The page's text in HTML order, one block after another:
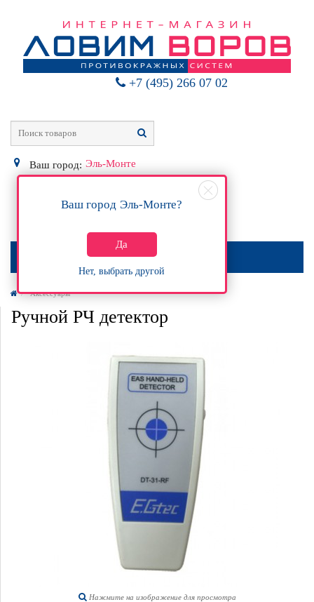
+7 (495) 266 07 02
Ваш город: Эль-Монте
Ваш город Эль-Монте?
Да
Нет, выбрать другой
0Р
МЕНЮ
Аксессуары
Ручной РЧ детектор
Нажмите на изображение для просмотра